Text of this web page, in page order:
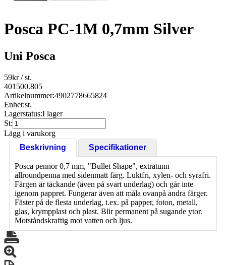
Posca PC-1M 0,7mm Silver
Uni Posca
59kr/ st.
401500.805
Artikelnummer:4902778665824
Enhet:st.
Lagerstatus:I lager
St:
Lägg i varukorg
Beskrivning
Specifikationer
Posca pennor 0,7 mm, "Bullet Shape", extratunn
allroundpenna med sidenmatt färg. Luktfri, xylen- och syrafri.
Färgen är täckande (även på svart underlag) och går inte
igenom pappret. Fungerar även att måla ovanpå andra färger.
Fäster på de flesta underlag, t.ex. på papper, foton, metall,
glas, krympplast och plast. Blir permanent på sugande ytor.
Motståndskraftig mot vatten och ljus.